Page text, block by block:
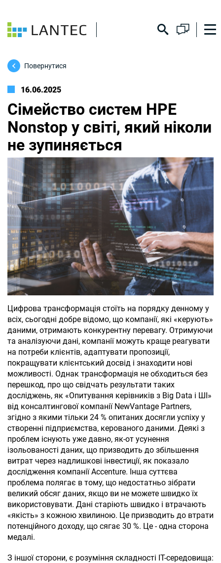
Повернутися
16.06.2025
Сімейство систем HPE
Nonstop у світі, який ніколи
не зупиняється
Цифрова трансформація стоїть на порядку денному у
всіх, сьогодні добре відомо, що компанії, які «керують»
даними, отримають конкурентну перевагу. Отримуючи
та аналізуючи дані, компанії можуть краще реагувати
на потреби клієнтів, адаптувати пропозиції,
покращувати клієнтський досвід і знаходити нові
можливості. Однак трансформація не обходиться без
перешкод, про що свідчать результати таких
досліджень, як «Опитування керівників з Big Data і ШІ»
від консалтингової компанії NewVantage Partners,
згідно з якими тільки 24 % опитаних досягли успіху у
створенні підприємства, керованого даними. Деякі з
проблем існують уже давно, як-от усунення
ізольованості даних, що призводить до збільшення
витрат через надлишкові інвестиції, як показало
дослідження компанії Accenture. Інша суттєва
проблема полягає в тому, що недостатньо зібрати
великий обсяг даних, якщо ви не можете швидко їх
використовувати. Дані старіють швидко і втрачають
«якість» з кожною хвилиною. Це призводить до втрати
потенційного доходу, що сягає 30 %. Це - одна сторона
медалі.
З іншої сторони, є розуміння складності ІТ-середовища: